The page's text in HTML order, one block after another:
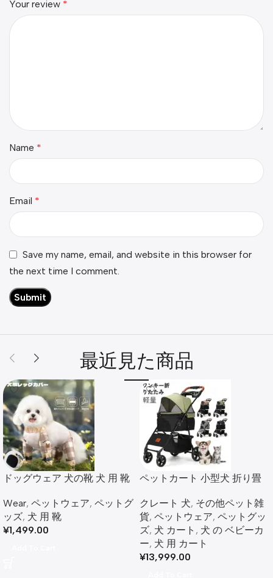
Your review *
Name *
Email *
Save my name, email, and website in this browser for
the next time I comment.
最近見た商品
ドッグウェア 犬の靴 犬 用 靴
Wear, ペットウェア, ペットグ
ッズ, 犬 用 靴
¥1,499.00
ペットカート 小型犬 折り畳
クレート 犬, その他ペット雑
貨, ペットウェア, ペットグッ
ズ, 犬 カート , 犬 の ベビーカ
ー, 犬 用 カート​
¥13,999.00